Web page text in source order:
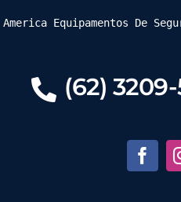
(62)
Equipamentos De